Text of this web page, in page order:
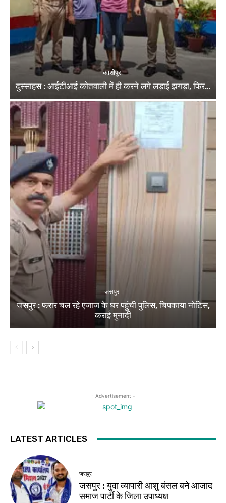
काशीपुर
दुस्साहस : आईटीआई कोतवाली में ही करने लगे लड़ाई झगड़ा, फिर…
जसपुर
जसपुर : फरार चल रहे एजाज के घर पहुंची पुलिस, चिपकाया नोटिस,
कराई मुनादी
- Advertisement -
LATEST ARTICLES
जसपुर
जसपुर : युवा व्यापारी आशु बंसल बने आजाद
समाज पार्टी के जिला उपाध्यक्ष